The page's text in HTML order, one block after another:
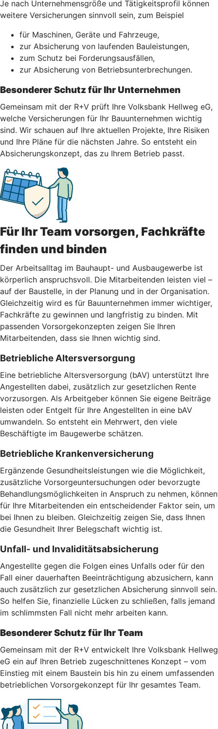
Je nach Unternehmensgröße und Tätigkeitsprofil können
weitere Versicherungen sinnvoll sein, zum Beispiel
für Maschinen, Geräte und Fahrzeuge,
zur Absicherung von laufenden Bauleistungen,
zum Schutz bei Forderungsausfällen,
zur Absicherung von Betriebsunterbrechungen.
Besonderer Schutz für Ihr Unternehmen
Gemeinsam mit der R+V prüft Ihre Volksbank Hellweg eG,
welche Versicherungen für Ihr Bauunternehmen wichtig
sind. Wir schauen auf Ihre aktuellen Projekte, Ihre Risiken
und Ihre Pläne für die nächsten Jahre. So entsteht ein
Absicherungskonzept, das zu Ihrem Betrieb passt.
Für Ihr Team vorsorgen, Fachkräfte
finden und binden
Der Arbeitsalltag im Bauhaupt- und Ausbaugewerbe ist
körperlich anspruchsvoll. Die Mitarbeitenden leisten viel –
auf der Baustelle, in der Planung und in der Organisation.
Gleichzeitig wird es für Bauunternehmen immer wichtiger,
Fachkräfte zu gewinnen und langfristig zu binden. Mit
passenden Vorsorgekonzepten zeigen Sie Ihren
Mitarbeitenden, dass sie Ihnen wichtig sind.
Betriebliche Altersversorgung
Eine betriebliche Altersversorgung (bAV) unterstützt Ihre
Angestellten dabei, zusätzlich zur gesetzlichen Rente
vorzusorgen. Als Arbeitgeber können Sie eigene Beiträge
leisten oder Entgelt für Ihre Angestellten in eine bAV
umwandeln. So entsteht ein Mehrwert, den viele
Beschäftigte im Baugewerbe schätzen.
Betriebliche Krankenversicherung
Ergänzende Gesundheitsleistungen wie die Möglichkeit,
zusätzliche Vorsorgeuntersuchungen oder bevorzugte
Behandlungsmöglichkeiten in Anspruch zu nehmen, können
für Ihre Mitarbeitenden ein entscheidender Faktor sein, um
bei Ihnen zu bleiben. Gleichzeitig zeigen Sie, dass Ihnen
die Gesundheit Ihrer Belegschaft wichtig ist.
Unfall- und Invaliditätsabsicherung
Angestellte gegen die Folgen eines Unfalls oder für den
Fall einer dauerhaften Beeinträchtigung abzusichern, kann
auch zusätzlich zur gesetzlichen Absicherung sinnvoll sein.
So helfen Sie, finanzielle Lücken zu schließen, falls jemand
im schlimmsten Fall nicht mehr arbeiten kann.
Besonderer Schutz für Ihr Team
Gemeinsam mit der R+V entwickelt Ihre Volksbank Hellweg
eG ein auf Ihren Betrieb zugeschnittenes Konzept – vom
Einstieg mit einem Baustein bis hin zu einem umfassenden
betrieblichen Vorsorgekonzept für Ihr gesamtes Team.